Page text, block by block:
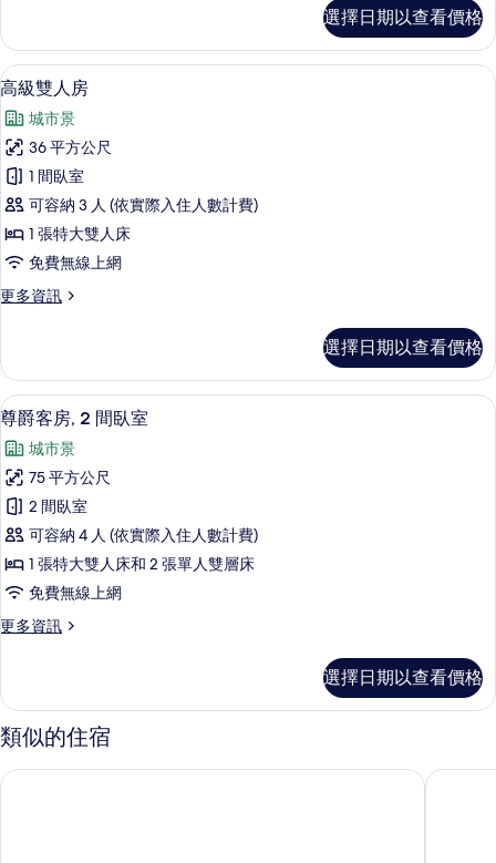
相
片
雙
人
房
詳
情
選擇日期以查看價格
顯
示
高
級
雙
人
房
所
相
片
高級雙人房 | 書桌、免費無線上網、床
26
高級雙人房
城市景
36 平方公尺
1 間臥室
可容納 3 人 (依實際入住人數計費)
1 張特大雙人床
免費無線上網
更多資訊
更
雙
人
房
的
詳
情
選擇日期以查看價格
顯
示
尊
爵
客
房,
2
間
臥
的
所
有
相
尊爵客房, 2 間臥室 | 書桌、免費無線
31
尊爵客房, 2 間臥室
城市景
75 平方公尺
2 間臥室
可容納 4 人 (依實際入住人數計費)
1 張特大雙人床和 2 張單人雙層床
免費無線上網
更多資訊
更
客
房,
2
臥
選擇日期以查看價格
類似的住宿
曼谷Happihaus 飯店 拉查達